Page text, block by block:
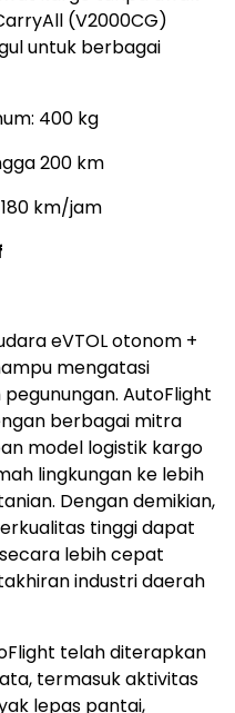
(V2000CG)
untuk berbagai
400 kg
200 km
km/jam
eVTOL otonom +
mengatasi
AutoFlight
berbagai mitra
model logistik kargo
lingkungan ke lebih
Dengan demikian,
tinggi dapat
lebih cepat
industri daerah
telah diterapkan
termasuk aktivitas
lepas pantai,